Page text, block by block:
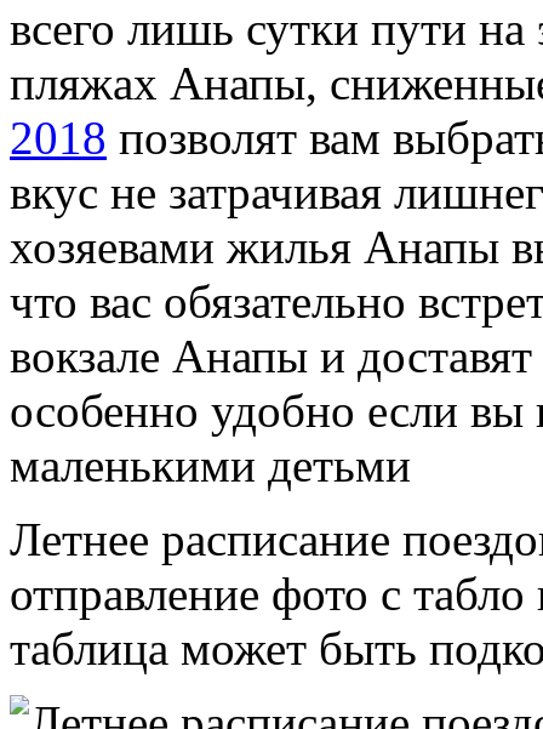
всего лишь сутки пути
пляжах Анапы,
2018 позволят вам
вкус не затрачивая
хозяевами жилья Анапы
что вас обязательно
вокзале Анапы и
особенно удобно если вы
маленькими детьми
Летнее расписание
отправление фото с
таблица может быть